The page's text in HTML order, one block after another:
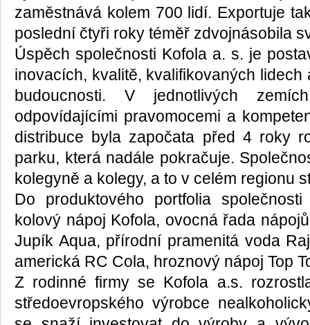
zaměstnává kolem 700 lidí. Exportuje
poslední čtyři roky téměř zdvojnásobila
Úspěch společnosti Kofola a. s. je
inovacích, kvalitě, kvalifikovaných
budoucnosti. V jednotlivých
odpovídajícími pravomocemi a
distribuce byla započata před 4 roky
parku, která nadále pokračuje.
kolegyně a kolegy, a to v celém regionu
Do produktového portfolia
kolový nápoj Kofola, ovocná řada
Jupík Aqua, přírodní pramenitá voda
americká RC Cola, hroznový nápoj Top
Z rodinné firmy se Kofola a.s.
středoevropského výrobce